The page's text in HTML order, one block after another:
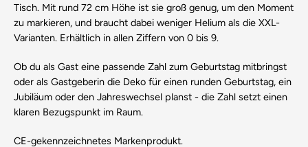
Tisch. Mit rund 72 cm Höhe ist sie groß genug, um den Moment
zu markieren, und braucht dabei weniger Helium als die XXL-
Varianten. Erhältlich in allen Ziffern von 0 bis 9.
Ob du als Gast eine passende Zahl zum Geburtstag mitbringst
oder als Gastgeberin die Deko für einen runden Geburtstag, ein
Jubiläum oder den Jahreswechsel planst - die Zahl setzt einen
klaren Bezugspunkt im Raum.
CE-gekennzeichnetes Markenprodukt.